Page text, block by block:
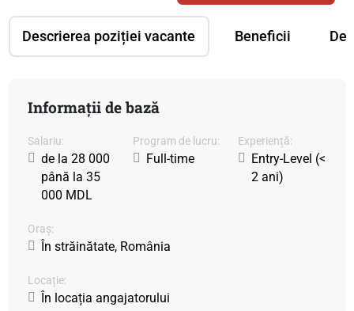
Descrierea poziției vacante Beneficii
Informații de bază
Salariu:
de la 28 000
până la 35
000 MDL
Program de lucru:
Full-time
Experiență:
Entry-Level (<
2 ani)
Oraș:
În străinătate, România
Locație:
În locația angajatorului